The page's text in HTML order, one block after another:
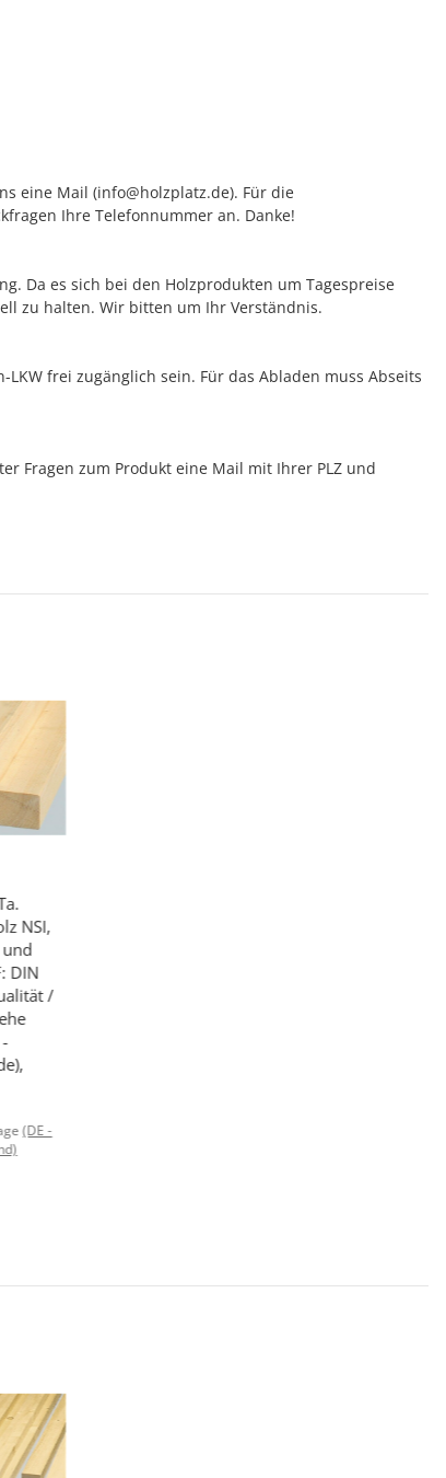
eine Mail (info@holzplatz.de). Für die
Ihre Telefonnummer an. Danke!
Da es sich bei den Holzprodukten um Tagespreise
zu halten. Wir bitten um Ihr Verständnis.
frei zugänglich sein. Für das Abladen muss Abseits
Fragen zum Produkt eine Mail mit Ihrer PLZ und
NSI,
DIN
/
(DE -